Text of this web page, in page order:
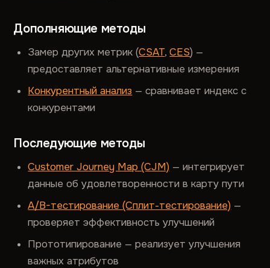
Дополняющие методы
Замер других метрик (CSAT,CES) —
предоставляет альтернативные измерения
Конкурентный анализ — сравнивает индекс с
конкурентами
Последующие методы
Customer Journey Map (CJM) — интегрирует
данные об удовлетворенности в карту пути
A/B-тестирование (Сплит-тестирование) —
проверяет эффективность улучшений
Прототипирование — реализует улучшения
важных атрибутов